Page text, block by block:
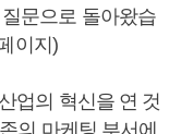
문으로 돌아왔습
이지)
업의 혁신을 연 것
의 마케팅 부서에